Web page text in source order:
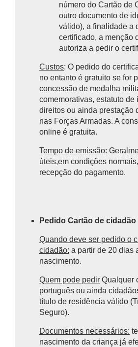
número do Cartão de
outro documento de
válido), a finalidade a
certificado, a menção
autoriza a pedir o
Custos: O pedido do
no entanto é gratuito se for
concessão de medalha
comemorativas, estatuto de
direitos ou ainda prestação
nas Forças Armadas. A
online é gratuita.
Tempo de emissão:
úteis,em condições
recepção do pagamento.
Pedido Cartão de cidadão
Quando deve ser pedido o
cidadão: a partir de 20 dias
nascimento.
Quem pode pedir Qualquer
português ou ainda
título de residência válido
Seguro).
Documentos necessários:
nascimento da criança já